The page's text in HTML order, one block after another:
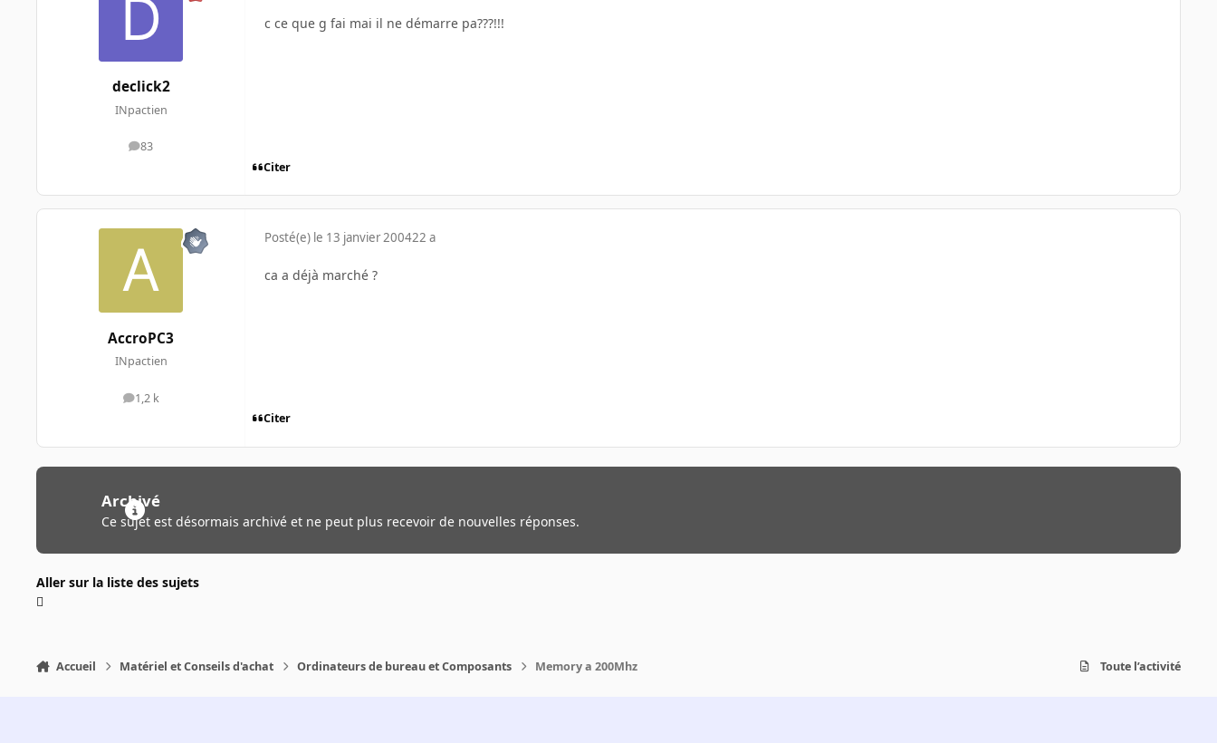
declick2
INpactien
83
messages
c ce que g fai mai il ne démarre pa???!!!
Citer
AccroPC3
INpactien
1,2 k
messages
Posté(e) le 13 janvier 200422 a
ca a déjà marché ?
Citer
Archivé
Ce sujet est désormais archivé et ne peut plus recevoir de nouvelles réponses.
Aller sur la liste des sujets
Accueil Matériel et Conseils d'achat Ordinateurs de bureau et Composants Memory a 200Mhz Toute l’activité